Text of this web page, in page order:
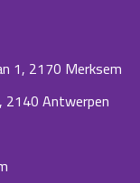
1, 2170 Merksem
Antwerpen